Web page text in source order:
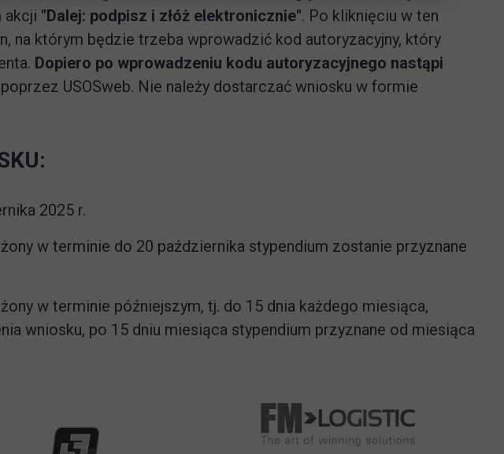
akcji "Dalej: podpisz i złóż elektronicznie". Po kliknięciu w ten
na którym będzie trzeba wprowadzić kod autoryzacyjny, który
Dopiero po wprowadzeniu kodu autoryzacyjnego nastąpi
poprzez USOSweb. Nie należy dostarczać wniosku w formie
2025 r.
w terminie do 20 października stypendium zostanie przyznane
w terminie późniejszym, tj. do 15 dnia każdego miesiąca,
wniosku, po 15 dniu miesiąca stypendium przyznane od miesiąca